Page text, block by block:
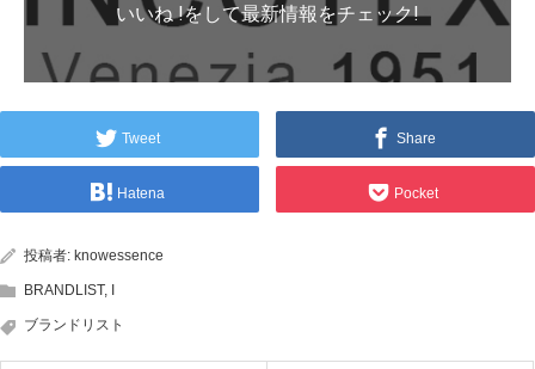
いいね !をして最新情報をチェック!
Tweet Share
Hatena Pocket
投稿者: knowessence
BRANDLIST,
ブランドリスト